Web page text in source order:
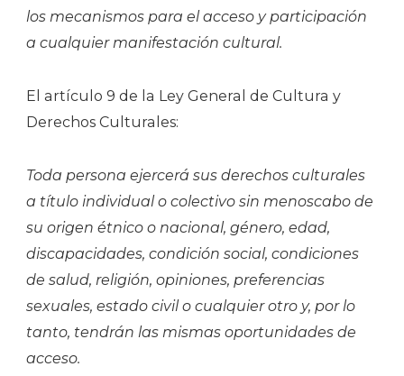
los mecanismos para el acceso y participación
a cualquier manifestación cultural.
El artículo 9 de la Ley General de Cultura y
Derechos Culturales:
Toda persona ejercerá sus derechos culturales
a título individual o colectivo sin menoscabo de
su origen étnico o nacional, género, edad,
discapacidades, condición social, condiciones
de salud, religión, opiniones, preferencias
sexuales, estado civil o cualquier otro y, por lo
tanto, tendrán las mismas oportunidades de
acceso.